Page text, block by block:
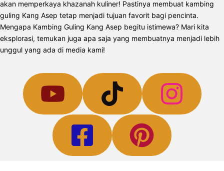
akan memperkaya khazanah kuliner! Pastinya membuat kambing
guling Kang Asep tetap menjadi tujuan favorit bagi pencinta.
Mengapa Kambing Guling Kang Asep begitu istimewa? Mari kita
eksplorasi, temukan juga apa saja yang membuatnya menjadi lebih
unggul yang ada di media kami!